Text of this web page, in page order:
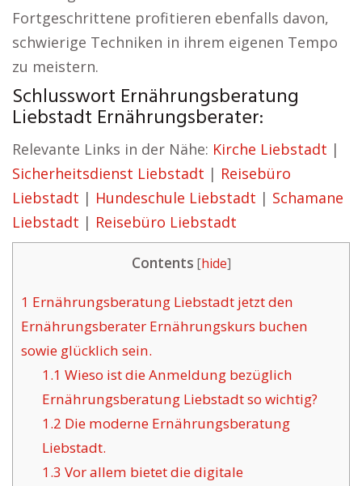
Fortgeschrittene profitieren ebenfalls davon,
schwierige Techniken in ihrem eigenen Tempo
zu meistern.
Schlusswort Ernährungsberatung
Liebstadt Ernährungsberater:
Relevante Links in der Nähe: Kirche Liebstadt |
Sicherheitsdienst Liebstadt | Reisebüro
Liebstadt | Hundeschule Liebstadt | Schamane
Liebstadt | Reisebüro Liebstadt
Contents [hide]
1 Ernährungsberatung Liebstadt jetzt den
Ernährungsberater Ernährungskurs buchen
sowie glücklich sein.
1.1 Wieso ist die Anmeldung bezüglich
Ernährungsberatung Liebstadt so wichtig?
1.2 Die moderne Ernährungsberatung
Liebstadt.
1.3 Vor allem bietet die digitale